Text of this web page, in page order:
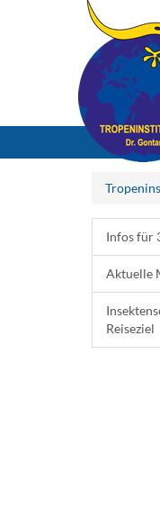
Infos für
Aktuelle
Reiseziel